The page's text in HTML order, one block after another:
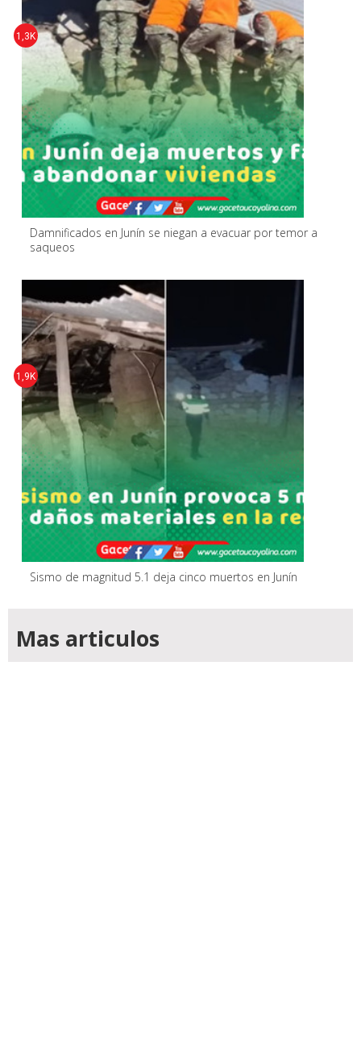
Damnificados en Junín se niegan a evacuar por temor a
saqueos
1,3K
Sismo de magnitud 5.1 deja cinco muertos en Junín
1,9K
Mas articulos